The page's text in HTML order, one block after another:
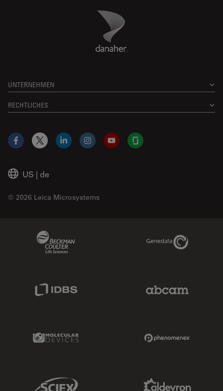
Danaher Logo
UNTERNEHMEN
RECHTLICHES
US | de
© 2026 Leica Microsystems
Facebook
X LinkedInInstagramYouTubeGlassdoor
Genedata Link
Molecular Devices Link
Sciex Link